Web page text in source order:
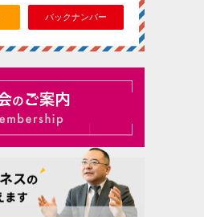
バックナンバー